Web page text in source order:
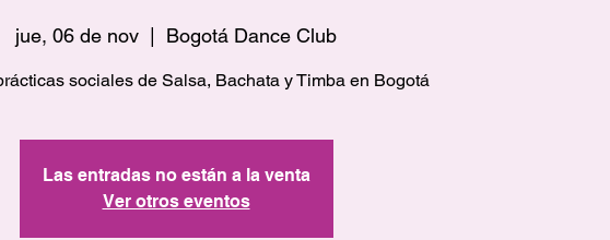
jue, 06 de nov Bogotá Dance Club
sociales de Salsa, Bachata y Timba en Bogotá
Las entradas no están a la venta
Ver otros eventos